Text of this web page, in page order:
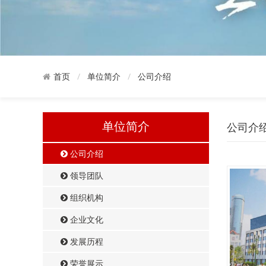
首页 单位简介 公司介绍
单位简介
公司介绍
领导团队
组织机构
企业文化
发展历程
荣誉展示
公司介